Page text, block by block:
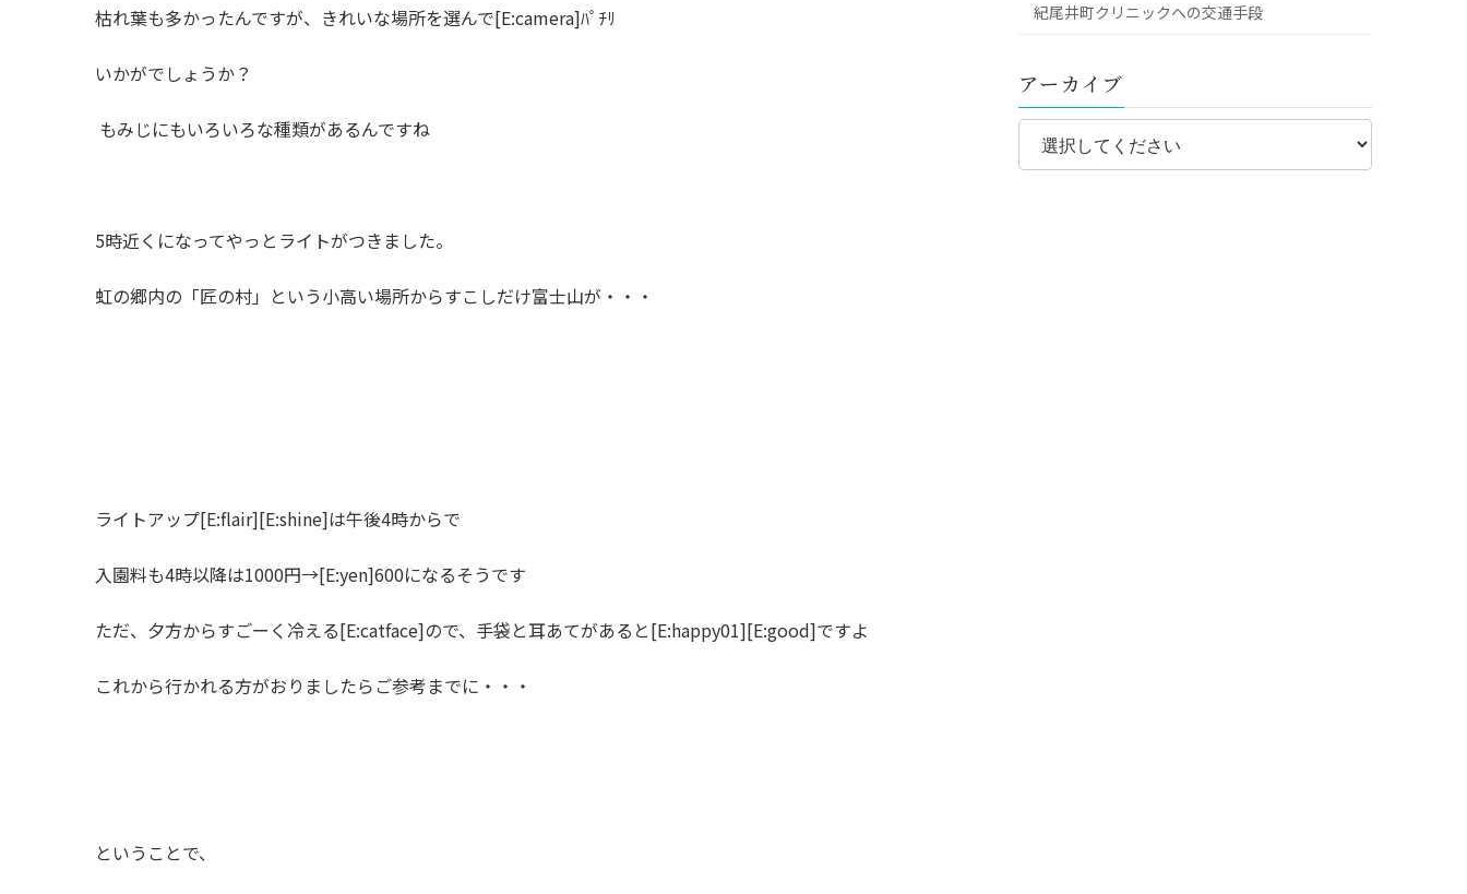
枯れ葉も多かったんですが、きれいな場所を選んで[E:camera]ﾊﾟﾁﾘ
いかがでしょうか？
もみじにもいろいろな種類があるんですね
5時近くになってやっとライトがつきました。
虹の郷内の「匠の村」という小高い場所からすこしだけ富士山が・・・
ライトアップ[E:flair][E:shine]は午後4時からで
入園料も4時以降は1000円→[E:yen]600になるそうです
ただ、夕方からすごーく冷える[E:catface]ので、手袋と耳あてがあると[E:happy01][E:good]ですよ
これから行かれる方がおりましたらご参考までに・・・
ということで、
紀尾井町クリニックへの交通手段
アーカイブ